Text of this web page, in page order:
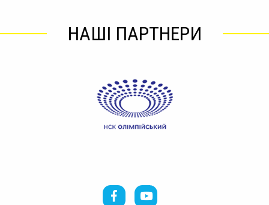
НАШІ ПАРТНЕРИ